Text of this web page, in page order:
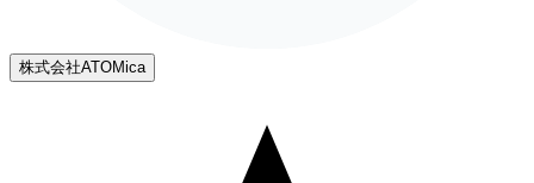
株式会社ATOMica